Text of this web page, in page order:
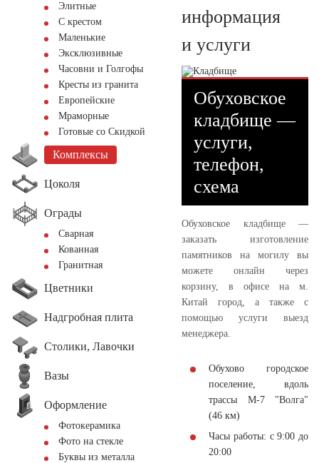
Элитные
С крестом
Маленькие
Эксклюзивные
Часовни и Голгофы
Кресты из гранита
Европейские
Мраморные
Готовые со Скидкой
Комплексы
Цоколя
Ограды
Сварная
Кованная
Гранитная
Цветники
Надгробная плита
Столики, Лавочки
Вазы
Оформление
Фотокерамика
Фото на стекле
Буквы из металла
информация
и услуги
Обуховское
кладбище —
услуги,
телефон,
схема
Обуховское кладбище —
заказать изготовление
памятников на могилу вы
можете онлайн через
корзину, в офисе на м.
Китай город, а также с
помощью услуги выезд
менеджера.
Обухово городское
поселение, вдоль
трассы М-7 "Волга"
(46 км)
Часы работы: с 9:00 до
20:00